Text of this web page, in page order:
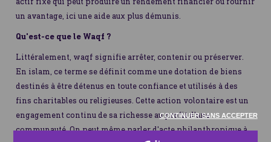
CONTINUER SANS ACCEPTER
un avantage, ici une aide aux plus démunis.
Qu'est-ce que le Waqf ?
Littéralement, waqf signifie arrêter, contenir ou préserver.
En islam, ce terme se définit comme une dotation de biens
destinés à être détenus en toute confiance et utilisés à des
fins charitables ou religieuses. Cette action volontaire est un
engagement continu de sa richesse au profit d'une
communauté. On peut même parler d'acte philanthropique à